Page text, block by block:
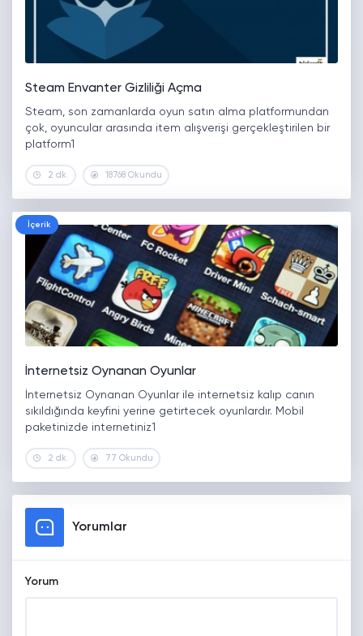
Steam Envanter Gizliliği Açma
Steam, son zamanlarda oyun satın alma platformundan
çok, oyuncular arasında item alışverişi gerçekleştirilen bir
platform1
2 dk. 18768 Okundu
İçerik
İnternetsiz Oynanan Oyunlar
İnternetsiz Oynanan Oyunlar ile internetsiz kalıp canın
sıkıldığında keyfini yerine getirtecek oyunlardır. Mobil
paketinizde internetiniz1
2 dk. 77 Okundu
Yorumlar
Yorum